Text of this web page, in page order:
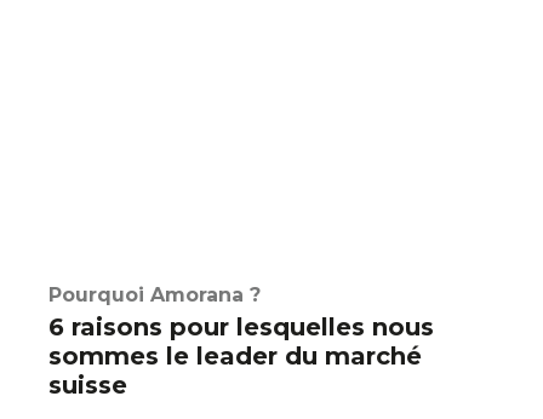
Pourquoi Amorana ?
6 raisons pour lesquelles nous
sommes le leader du marché
suisse